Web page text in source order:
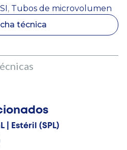
, Tubos de microvolumen
técnica
| Estéril (SPL)